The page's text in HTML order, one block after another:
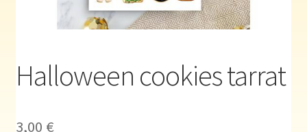
Halloween cookies tarrat
3,00 €